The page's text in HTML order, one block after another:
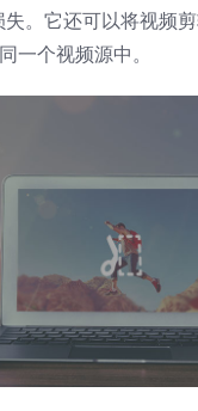
。它还可以将视频
一个视频源中。